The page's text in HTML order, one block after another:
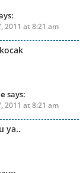
2011 at 8:21 am
says:
2011 at 8:21 am
ya..